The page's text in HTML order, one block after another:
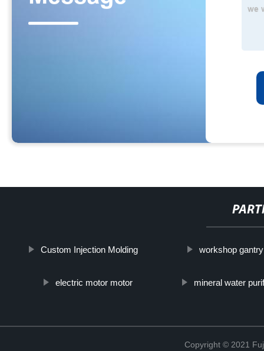
Custom Injection Molding workshop
electric motor motor mineral water
Copyright © 2021